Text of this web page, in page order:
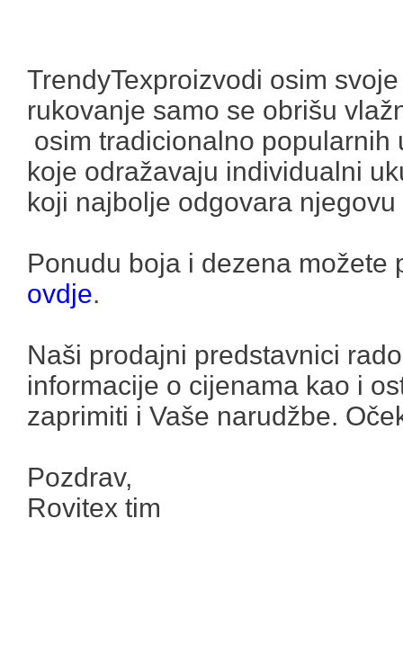
TrendyTexproizvodi osim
rukovanje samo se obrišu
osim tradicionalno
koje odražavaju individualni
koji najbolje odgovara
Ponudu boja i dezena
ovdje.
Naši prodajni predstavnici
informacije o cijenama kao i
zaprimiti i Vaše narudžbe.
Pozdrav,
Rovitex tim